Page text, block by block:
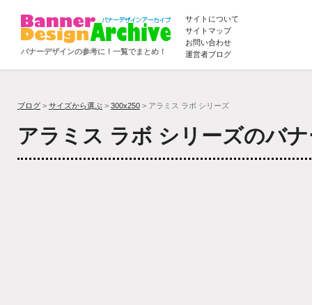
バナーデザインの参考に！一覧でまとめ！
サイトについて
サイトマップ
お問い合わせ
運営者ブログ
ブログ > サイズから選ぶ > 300x250 > アラミス ラボ シリーズ
アラミス ラボ シリーズのバ